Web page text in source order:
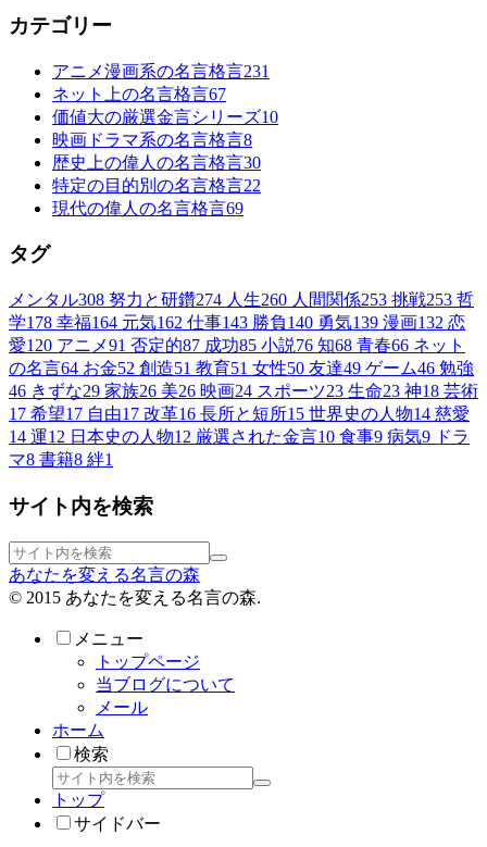
カテゴリー
アニメ漫画系の名言格言231
ネット上の名言格言67
価値大の厳選金言シリーズ10
映画ドラマ系の名言格言8
歴史上の偉人の名言格言30
特定の目的別の名言格言22
現代の偉人の名言格言69
タグ
メンタル308 努力と研鑽274 人生260 人間関係253 挑戦253 哲
学178 幸福164 元気162 仕事143 勝負140 勇気139 漫画132 恋
愛120 アニメ91 否定的87 成功85 小説76 知68 青春66 ネット
の名言64 お金52 創造51 教育51 女性50 友達49 ゲーム46 勉強
46 きずな29 家族26 美26 映画24 スポーツ23 生命23 神18 芸術
17 希望17 自由17 改革16 長所と短所15 世界史の人物14 慈愛
14 運12 日本史の人物12 厳選された金言10 食事9 病気9 ドラ
マ8 書籍8 絆1
サイト内を検索
あなたを変える名言の森
© 2015 あなたを変える名言の森.
メニュー
トップページ
当ブログについて
メール
ホーム
検索
トップ
サイドバー